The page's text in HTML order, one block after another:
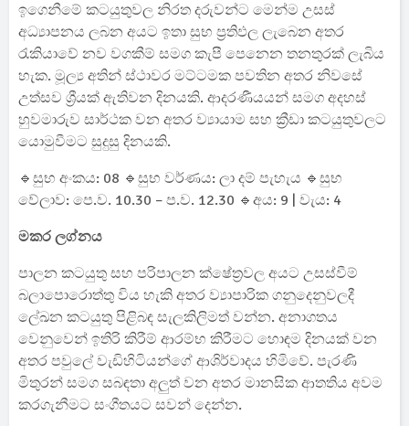
ඉගෙනීමේ කටයුතුවල නිරත දරුවන්ට මෙන්ම උසස්
අධ්‍යාපනය ලබන අයට ඉතා සුභ ප්‍රතිඵල ලැබෙන අතර
රැකියාවේ නව වගකීම් සමග කැපී පෙනෙන තනතුරක් ලැබිය
හැක. මූල්‍ය අතින් ස්ථාවර මට්ටමක පවතින අතර නිවසේ
උත්සව ශ්‍රීයක් ඇතිවන දිනයකි. ආදරණීයයන් සමග අදහස්
හුවමාරුව සාර්ථක වන අතර ව්‍යායාම සහ ක්‍රීඩා කටයුතුවලට
යොමුවීමට සුදුසු දිනයකි.
🔹සුභ අංකය: 08 🔹සුභ වර්ණය: ලා දම් පැහැය 🔹සුභ
වේලාව: පෙ.ව. 10.30 – ප.ව. 12.30 🔹අය: 9 | වැය: 4
මකර ලග්නය
පාලන කටයුතු සහ පරිපාලන ක්ෂේත්‍රවල අයට උසස්වීම්
බලාපොරොත්තු විය හැකි අතර ව්‍යාපාරික ගනුදෙනුවලදී
ලේඛන කටයුතු පිළිබඳ සැලකිලිමත් වන්න. අනාගතය
වෙනුවෙන් ඉතිරි කිරීම් ආරම්භ කිරීමට හොඳම දිනයක් වන
අතර පවුලේ වැඩිහිටියන්ගේ ආශිර්වාදය හිමිවේ. පැරණි
මිතුරන් සමග සබඳතා අලුත් වන අතර මානසික ආතතිය අවම
කරගැනීමට සංගීතයට සවන් දෙන්න.